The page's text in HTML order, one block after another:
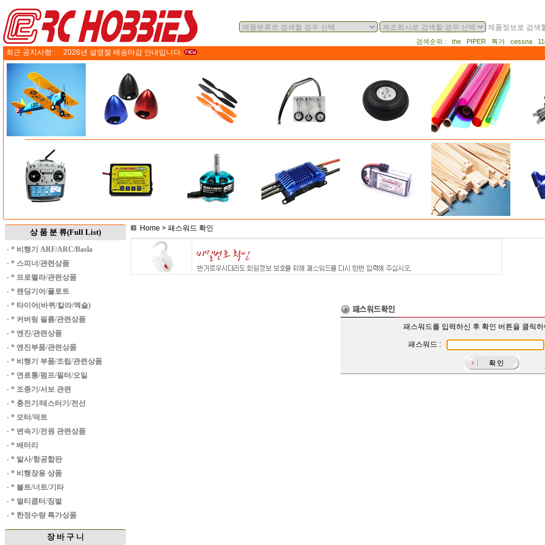
제품정보로 검색
검색순위 : the PIPER 특가 cessna
최근 공지사항 : 2026년 설명절 배송마감 안내입니다.
상 품 분 류(Full List)
· * 비행기 ARF/ARC/Basla
· * 스피너/관련상품
· * 프로펠라/관련상품
· * 랜딩기어/플로트
· * 타이어(바퀴/칼라/엑슬)
· * 커버링 필름/관련상품
· * 엔진/관련상품
· * 엔진부품/관련상품
· * 비행기 부품/조립/관련상품
· * 연료통/펌프/필터/오일
· * 조종기/서보 관련
· * 충전기/테스터기/전선
· * 모터/덕트
· * 변속기/전원 관련상품
· * 배터리
· * 발사/항공합판
· * 비행장용 상품
· * 볼트/너트/기타
· * 멀티콥터/짐벌
· * 한정수량 특가상품
장 바 구 니
Home > 패스워드 확인
패스워드를 입력하신 후 확인 버튼을 클릭
패스워드 :